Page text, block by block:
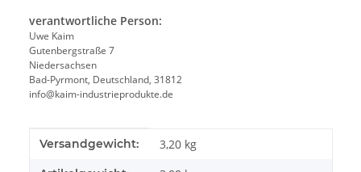
verantwortliche Person:
Uwe Kaim
Gutenbergstraße 7
Niedersachsen
Bad-Pyrmont, Deutschland, 31812
info@kaim-industrieprodukte.de
Produkteigenschaft
Wert
Versandgewicht: 3,20 kg